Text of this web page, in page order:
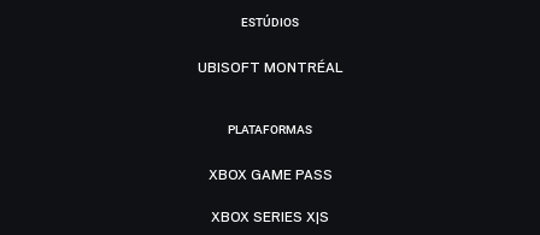
ESTÚDIOS
UBISOFT MONTRÉAL
PLATAFORMAS
XBOX GAME PASS
XBOX SERIES X|S